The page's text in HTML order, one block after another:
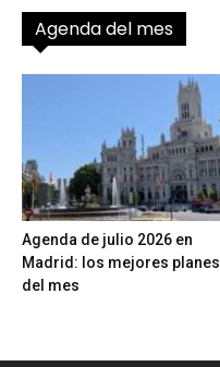
Agenda del mes
Agenda de julio 2026 en
Madrid: los mejores planes
del mes